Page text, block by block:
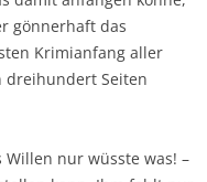
gönnerhaft das
Krimianfang aller
dreihundert Seiten
nur wüsste was! –